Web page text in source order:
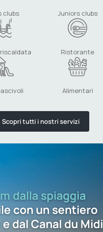
clubs Juniors clubs
riscaldata Ristorante
Alimentari
Scopri tutti i nostri servizi
dalla spiaggia
con un sentiero
dal Canal du Midi